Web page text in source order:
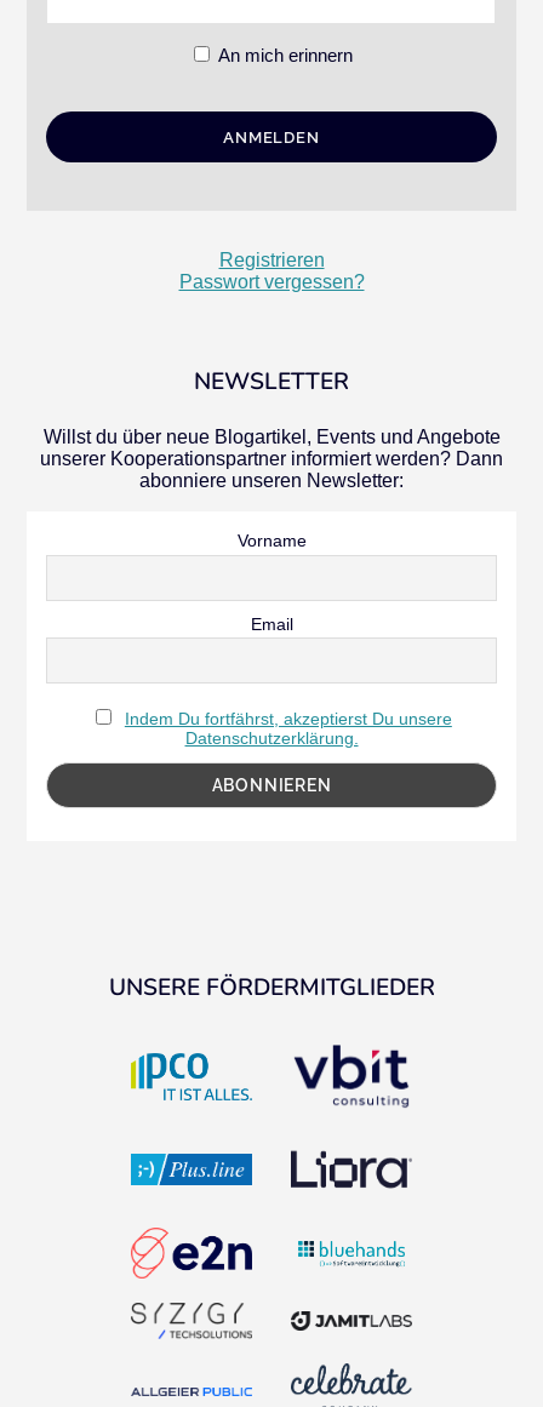
An mich erinnern
Registrieren
Passwort vergessen?
NEWSLETTER
Willst du über neue Blogartikel, Events und Angebote
unserer Kooperationspartner informiert werden? Dann
abonniere unseren Newsletter:
Vorname
Email
Indem Du fortfährst, akzeptierst Du unsere
Datenschutzerklärung.
UNSERE FÖRDERMITGLIEDER